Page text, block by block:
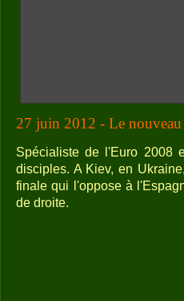
27 juin 2012 - Le
Spécialiste de l'Euro 2008
disciples. A Kiev, en
finale qui l'oppose à
de droite.